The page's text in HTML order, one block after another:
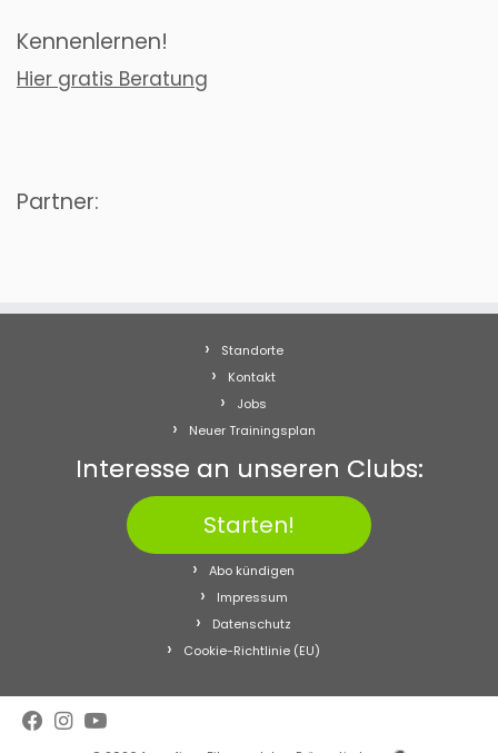
Kennenlernen!
Hier gratis Beratung
Partner:
Standorte
Kontakt
Jobs
Neuer Trainingsplan
Interesse an unseren Clubs:
Starten!
Abo kündigen
Impressum
Datenschutz
Cookie-Richtlinie (EU)